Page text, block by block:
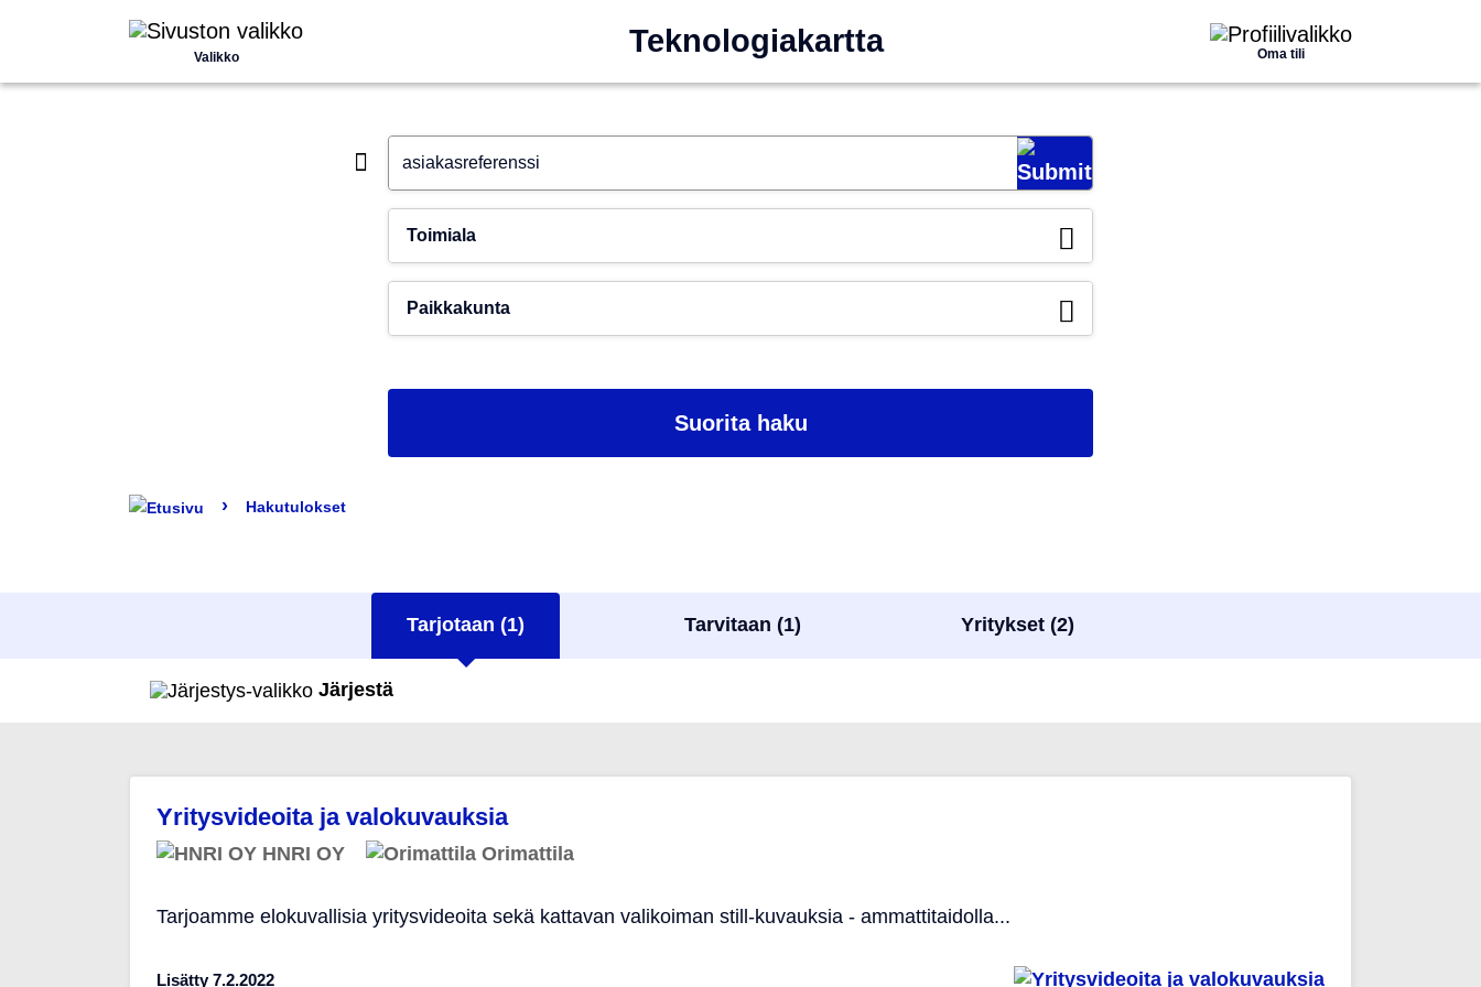
Valikko Teknologiakartta Oma tili
Suorita haku
› Hakutulokset
Tarjotaan (1) Tarvitaan (1) Yritykset (2)
Järjestä
Yritysvideoita ja valokuvauksia
HNRI OY Orimattila
Tarjoamme elokuvallisia yritysvideoita sekä kattavan valikoiman still-kuvauksia - ammattitaidolla...
Lisätty 7.2.2022